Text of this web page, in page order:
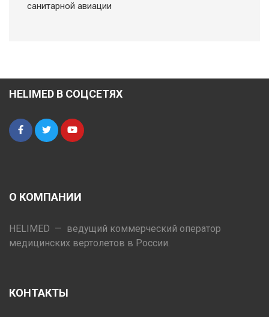
санитарной авиации
HELIMED В СОЦСЕТЯХ
О КОМПАНИИ
HELIMED — ведущий коммерческий оператор
медицинских вертолетов в России.
КОНТАКТЫ